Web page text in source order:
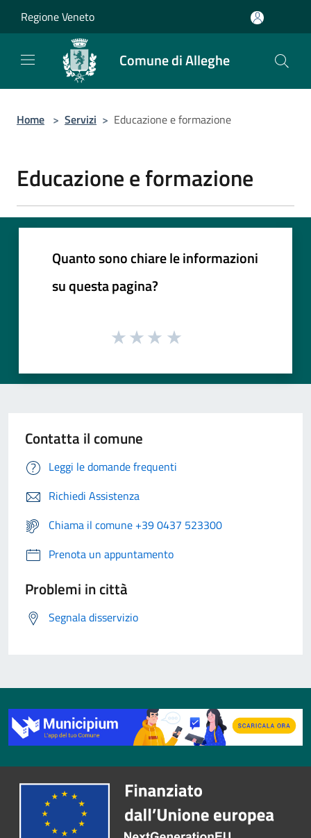
Regione Veneto
Comune di Alleghe
Home > Servizi > Educazione e formazione
Educazione e formazione
Quanto sono chiare le informazioni
su questa pagina?
Contatta il comune
Leggi le domande frequenti
Richiedi Assistenza
Chiama il comune +39 0437 523300
Prenota un appuntamento
Problemi in città
Segnala disservizio